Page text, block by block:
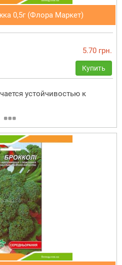
0,5г (Флора Маркет)
5.70 грн.
Купить
устойчивостью к